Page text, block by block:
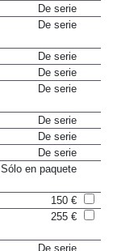
De serie
De serie
De serie
De serie
De serie
De serie
De serie
De serie
Sólo en paquete
150 €
255 €
De serie